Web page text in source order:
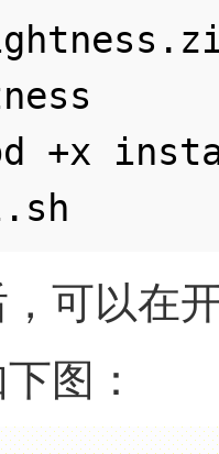
+x
可以在
图：